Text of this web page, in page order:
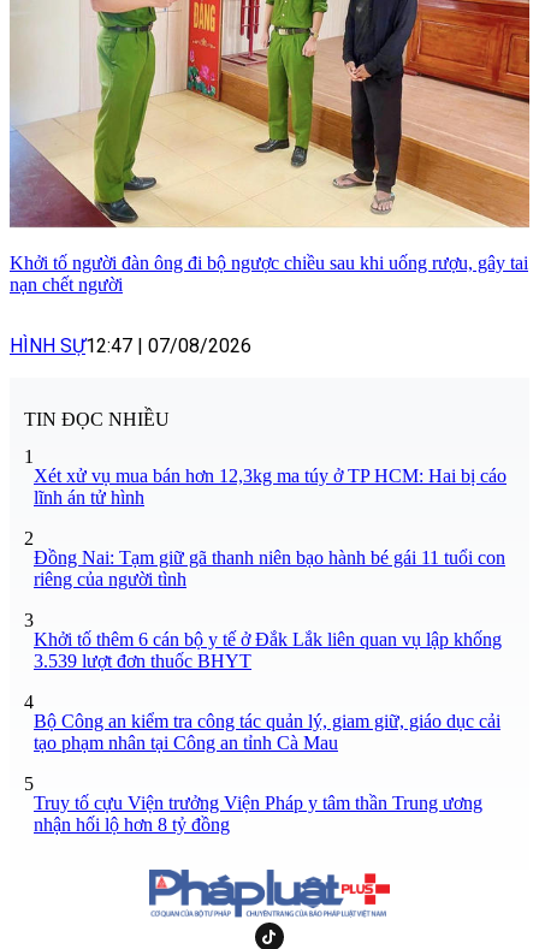
Khởi tố người đàn ông đi bộ ngược chiều sau khi uống rượu, gây tai
nạn chết người
HÌNH SỰ12:47 07/08/2026
TIN ĐỌC NHIỀU
1
Xét xử vụ mua bán hơn 12,3kg ma túy ở TP HCM: Hai bị cáo
lĩnh án tử hình
2
Đồng Nai: Tạm giữ gã thanh niên bạo hành bé gái 11 tuổi con
riêng của người tình
3
Khởi tố thêm 6 cán bộ y tế ở Đắk Lắk liên quan vụ lập khống
3.539 lượt đơn thuốc BHYT
4
Bộ Công an kiểm tra công tác quản lý, giam giữ, giáo dục cải
tạo phạm nhân tại Công an tỉnh Cà Mau
5
Truy tố cựu Viện trưởng Viện Pháp y tâm thần Trung ương
nhận hối lộ hơn 8 tỷ đồng